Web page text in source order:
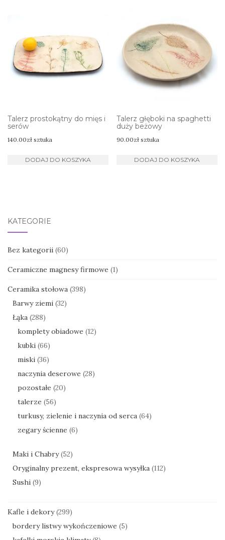
Talerz prostokątny do mięs i
serów
140.00zł sztuka
DODAJ DO KOSZYKA
Talerz głęboki na spaghetti
duży beżowy
90.00zł sztuka
DODAJ DO KOSZYKA
KATEGORIE
Bez kategorii (60)
Ceramiczne magnesy firmowe (1)
Ceramika stołowa (398)
Barwy ziemi (32)
Łąka (288)
komplety obiadowe (12)
kubki (66)
miski (36)
naczynia deserowe (28)
pozostałe (20)
talerze (56)
turkusy, zielenie i naczynia od serca (64)
zegary ścienne (6)
Maki i Chabry (52)
Oryginalny prezent, ekspresowa wysyłka (112)
Sushi (9)
Kafle i dekory (299)
bordery listwy wykończeniowe (5)